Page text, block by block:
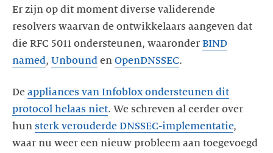
Er zijn op dit moment diverse validerende
resolvers waarvan de ontwikkelaars aangeven dat
die RFC 5011 ondersteunen, waaronder BIND
named, Unbound en OpenDNSSEC.
De appliances van Infoblox ondersteunen dit
protocol helaas niet. We schreven al eerder over
hun sterk verouderde DNSSEC-implementatie,
waar nu weer een nieuw probleem aan toegevoegd